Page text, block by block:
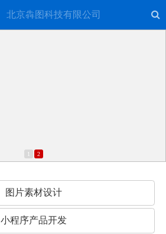
北京犇图科技有限公司
1 2
图片素材设计
小程序产品开发